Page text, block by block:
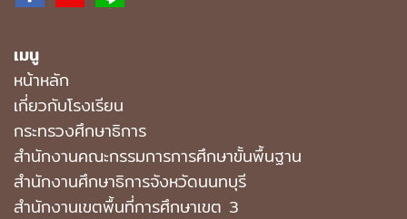
เมนู
หน้าหลัก
เกี่ยวกับโรงเรียน
กระทรวงศึกษาธิการ
สำนักงานคณะกรรมการการศึกษาขั้นพื้นฐาน
สำนักงานศึกษาธิการจังหวัดนนทบุรี
สำนักงานเขตพื้นที่การศึกษาเขต 3